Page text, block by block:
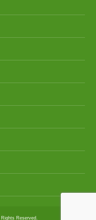
Reserved.